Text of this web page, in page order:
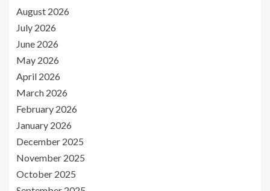
August 2026
July 2026
June 2026
May 2026
April 2026
March 2026
February 2026
January 2026
December 2025
November 2025
October 2025